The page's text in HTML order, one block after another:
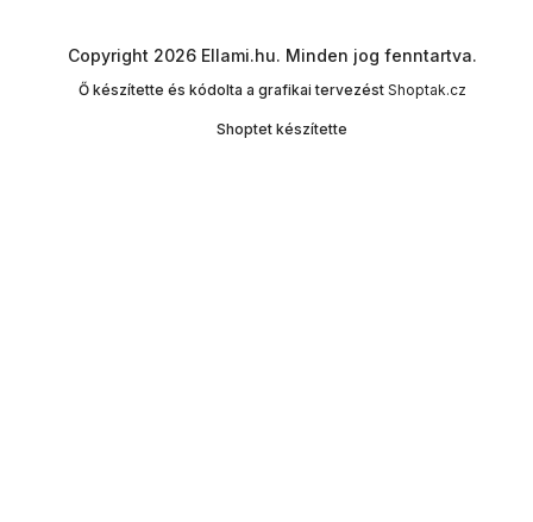
Shoptet készítette
Copyright 2026 Ellami.hu. Minden jog fenntartva.
Ő készítette és kódolta a grafikai tervezést Shoptak.cz